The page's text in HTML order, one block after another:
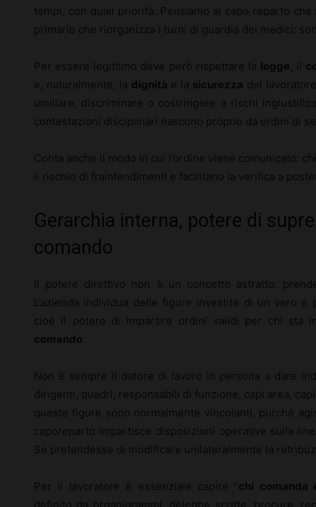
tempi, con quali priorità. Pensiamo al capo reparto
primario che riorganizza i turni di guardia dei medici:
Per essere legittimo deve però rispettare la legge , il
e, naturalmente, la dignità e la sicurezza del
umiliare, discriminare o costringere a rischi
contestazioni disciplinari nascono proprio da ordini di
Conta anche il modo in cui l’ordine viene comunicato:
il rischio di fraintendimenti e facilitano la verifica a
Gerarchia interna, potere di
comando
Il potere direttivo non è un concetto astratto:
L’azienda individua delle figure investite di un vero
cioè il potere di impartire ordini validi per chi sta
comando
Non è sempre il datore di lavoro in persona a dare
dirigenti, quadri, responsabili di funzione, capi area,
queste figure sono normalmente vincolanti, purché
caporeparto impartisce disposizioni operative sulla
Se pretendesse di modificare unilateralmente la
Per il lavoratore è essenziale capire “ chi comanda